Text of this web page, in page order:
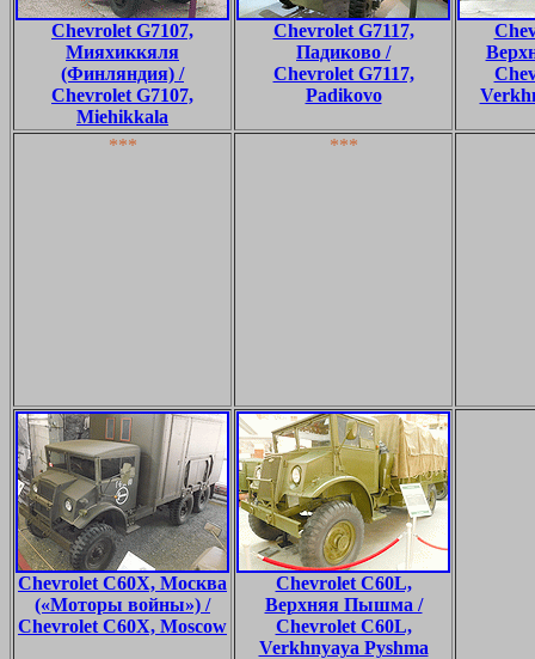
Chevrolet G7107,
Мияхиккяля
(Финляндия) /
Chevrolet G7107,
Miehikkala
Chevrolet G7117,
Падиково /
Chevrolet G7117,
Padikovo
*** ***
Chevrolet C60X, Москва
(«Моторы войны») /
Chevrolet C60X, Moscow
Chevrolet C60L,
Верхняя Пышма /
Chevrolet C60L,
Verkhnyaya Pyshma